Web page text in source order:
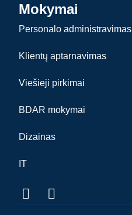
Mokymai
Personalo administravimas
Klientų aptarnavimas
Viešieji pirkimai
BDAR mokymai
Dizainas
IT